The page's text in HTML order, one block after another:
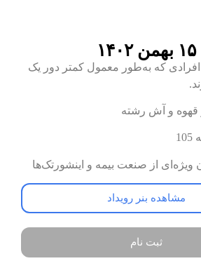
۱۵ بهمن ۱۴۰۲
که به‌طور معمول کمتر دور یک
و آش رشته
ویژه‌ای از صنعت بیمه و اینشورتک‌ها
مشاهده بنر رویداد
ثبت نام